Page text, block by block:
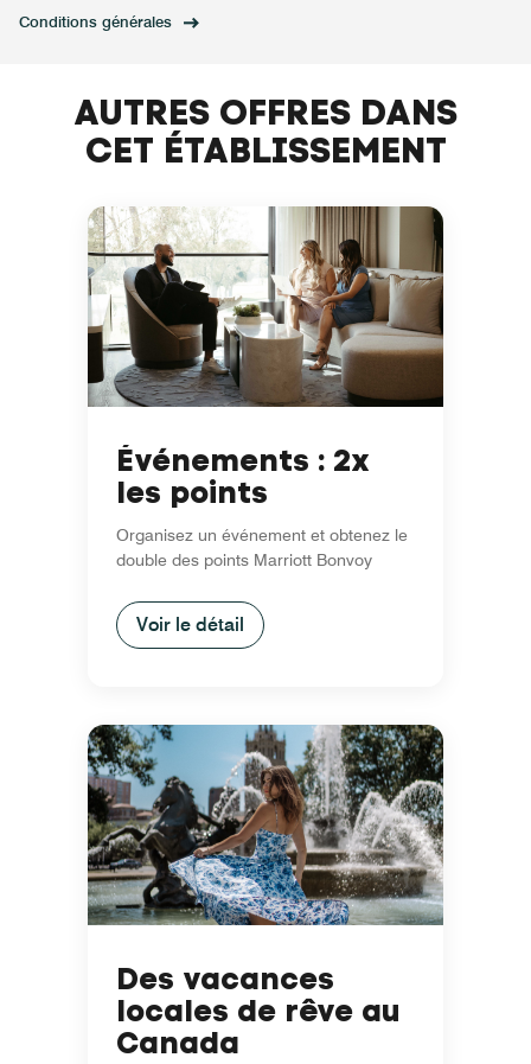
Conditions générales
AUTRES OFFRES DANS
CET ÉTABLISSEMENT
Événements : 2x
les points
Organisez un événement et obtenez le
double des points Marriott Bonvoy
Voir le détail
Des vacances
locales de rêve au
Canada